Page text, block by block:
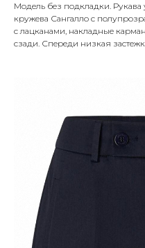
Модель без подкладки.
кружева Сангалло с
с лацканами, накладные
сзади. Спереди низкая